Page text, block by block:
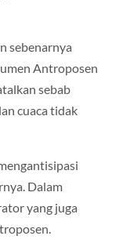
sebenarnya
Antroposen
sebab
cuaca tidak
Dalam
yang juga